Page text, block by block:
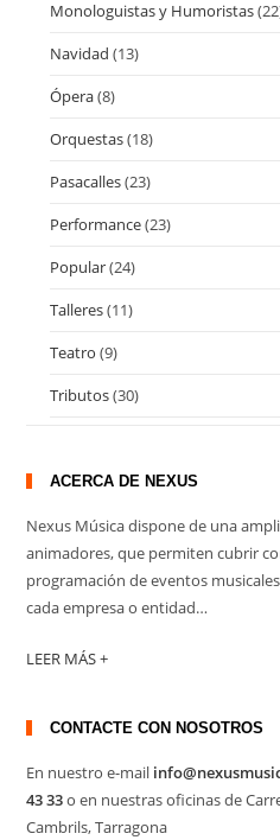
Monologuistas y Humoristas
Navidad (13)
Ópera(8)
Orquestas(18)
Pasacalles(23)
Performance(23)
Popular(24)
Talleres(11)
Teatro (9)
Tributos(30)
ACERCA DE NEXUS
Nexus Música dispone de una
animadores, que permiten cubrir
programación de eventos
cada empresa o entidad…
LEER MÁS +
CONTACTE CON NOSOTROS
En nuestro e-mail
43 33o en nuestras oficinas de
Cambrils, Tarragona